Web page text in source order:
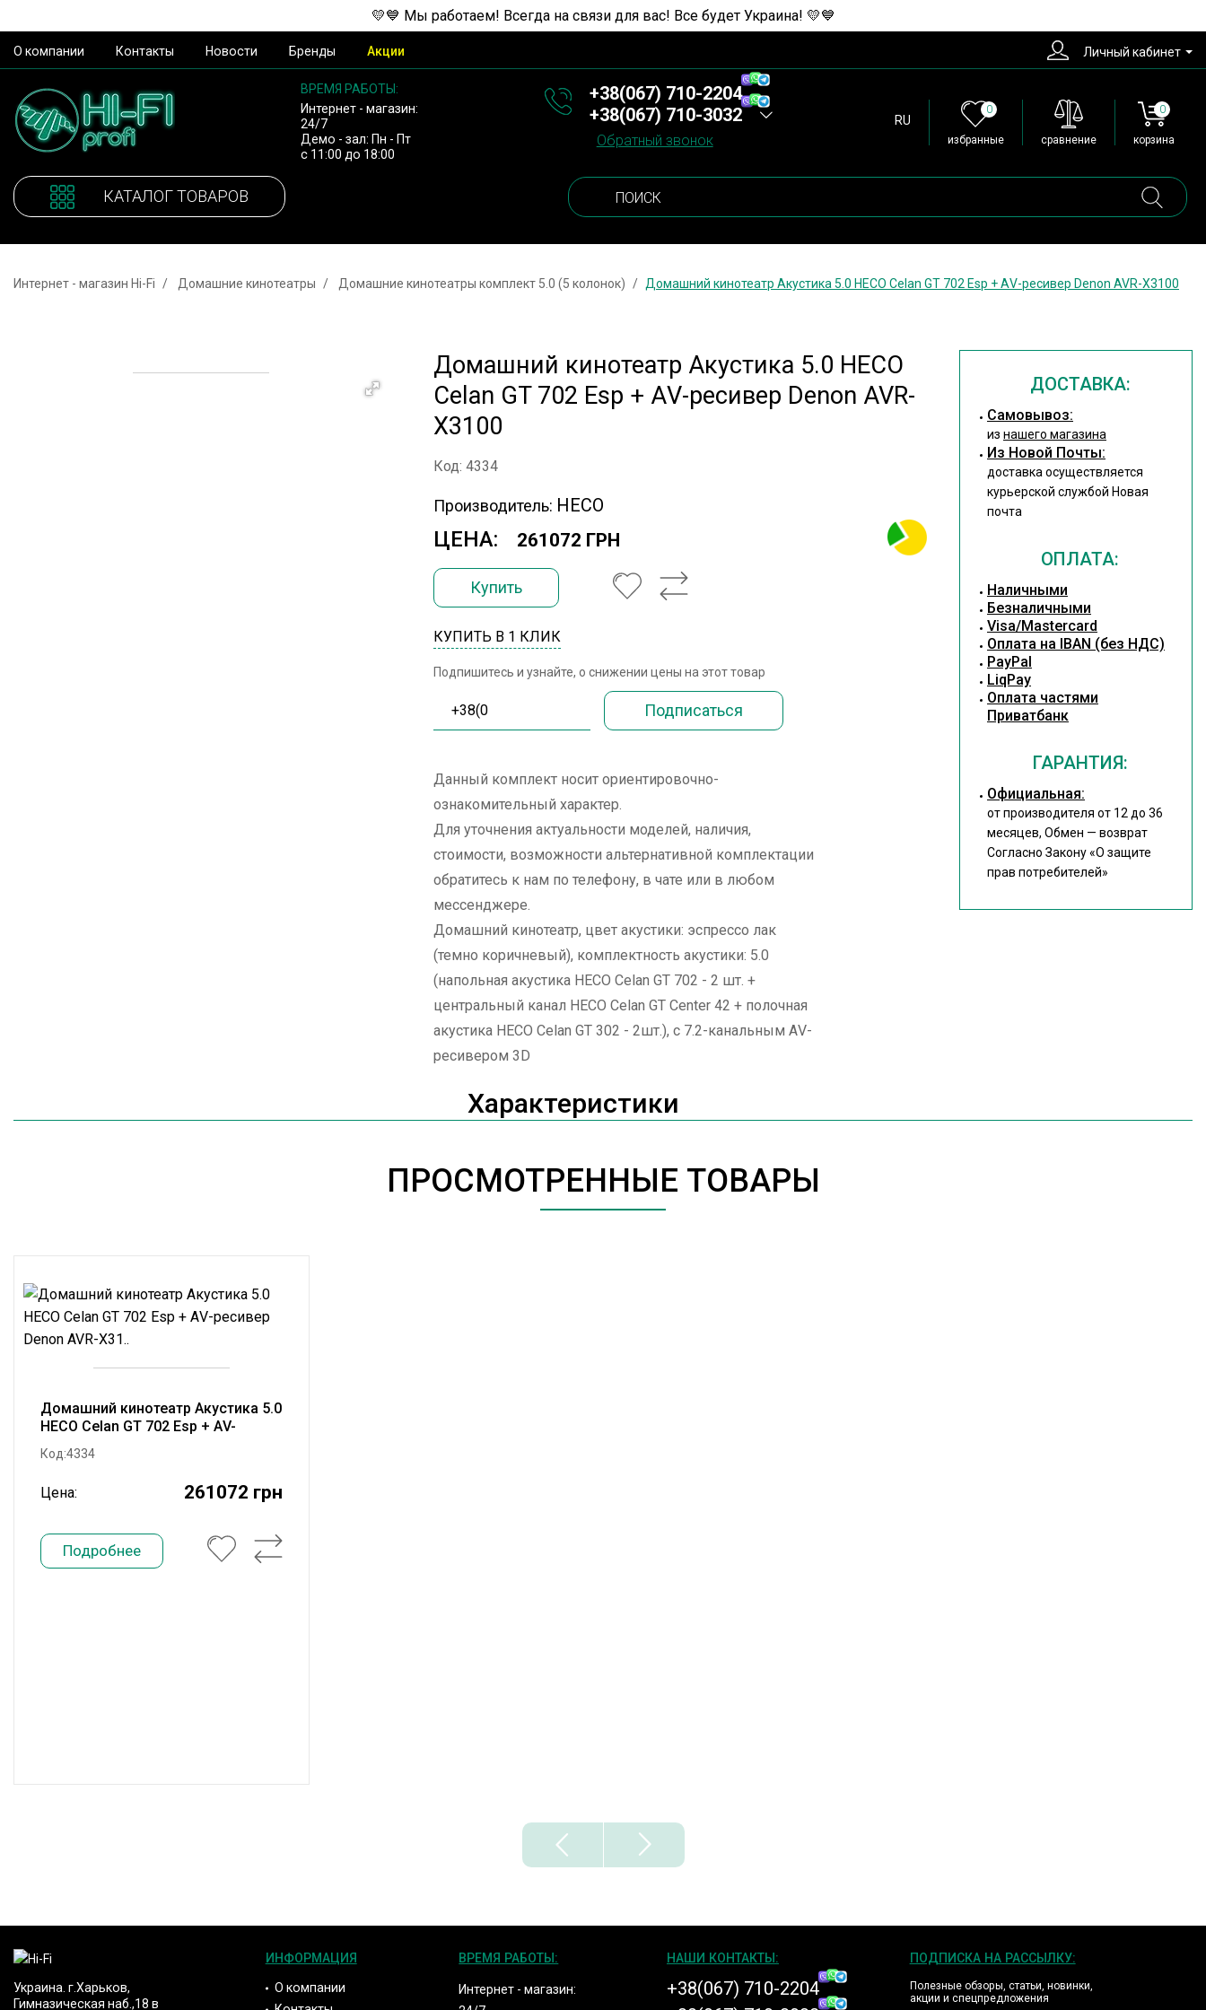
💛💙 Мы работаем! Всегда на связи для вас! Все будет Украина! 💛💙
О компании Контакты Новости Бренды Акции Личный кабинет
ВРЕМЯ РАБОТЫ:
Интернет - магазин:
24/7
Демо - зал: Пн - Пт
с 11:00 до 18:00
+38(067) 710-2204
+38(067) 710-3032
Обратный звонок
RU
0
избранные сравнение
0
корзина
КАТАЛОГ ТОВАРОВ
Интернет - магазин Hi-Fi Домашние кинотеатры Домашние кинотеатры комплект 5.0 (5 колонок) Домашний кинотеатр Акустика 5.0 HECO Celan GT 702 Esp + АV-ресивер Denon AVR-X3100
Домашний кинотеатр Акустика 5.0 HECO
Celan GT 702 Esp + АV-ресивер Denon AVR-
X3100
Код: 4334
Производитель: HECO
ЦЕНА: 261072 ГРН
Купить
КУПИТЬ В 1 КЛИК
Подпишитесь и узнайте, о снижении цены на этот товар
Данный комплект носит ориентировочно-
ознакомительный характер.
Для уточнения актуальности моделей, наличия,
стоимости, возможности альтернативной комплектации
обратитесь к нам по телефону, в чате или в любом
мессенджере.
Домашний кинотеатр, цвет акустики: эспрессо лак
(темно коричневый), комплектность акустики: 5.0
(напольная акустика HECO Celan GT 702 - 2 шт. +
центральный канал HECO Celan GT Center 42 + полочная
акустика HECO Celan GT 302 - 2шт.), с 7.2-канальным АV-
ресивером 3D
ДОСТАВКА:
Cамовывоз:
из нашего магазина
Из Новой Почты:
доставка осуществляется
курьерской службой Новая
почта
ОПЛАТА:
Наличными
Безналичными
Visa/Mastercard
Оплата на IBAN (без НДС)
PayPal
LiqPay
Оплата частями
Приватбанк
ГАРАНТИЯ:
Официальная:
от производителя от 12 до 36
месяцев, Обмен — возврат
Согласно Закону«О защите
прав потребителей»
Характеристики
ПРОСМОТРЕННЫЕ ТОВАРЫ
Домашний кинотеатр Акустика 5.0
HECO Celan GT 702 Esp + АV-
ресивер Denon AVR-X31..
Код:4334
Цена: 261072 грн
Подробнее
Украина. г.Харьков,
Гимназическая наб.,18 в
ИНФОРМАЦИЯ
О компании
ВРЕМЯ РАБОТЫ:
Интернет - магазин:
НАШИ КОНТАКТЫ:
+38(067) 710-2204
ПОДПИСКА НА РАССЫЛКУ:
Полезные обзоры, статьи, новинки,
акции и спецпредложения